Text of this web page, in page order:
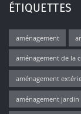
ÉTIQUETTES
aménagement
aménagement de la
aménagement
aménagement jardin